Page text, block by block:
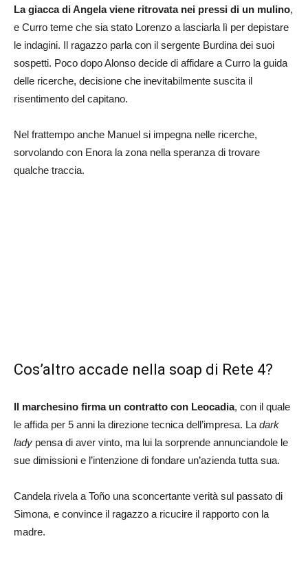
La giacca di Angela viene ritrovata nei pressi di un mulino,
e Curro teme che sia stato Lorenzo a lasciarla lì per depistare
le indagini. Il ragazzo parla con il sergente Burdina dei suoi
sospetti. Poco dopo Alonso decide di affidare a Curro la guida
delle ricerche, decisione che inevitabilmente suscita il
risentimento del capitano.
Nel frattempo anche Manuel si impegna nelle ricerche,
sorvolando con Enora la zona nella speranza di trovare
qualche traccia.
Cos’altro accade nella soap di Rete 4?
Il marchesino firma un contratto con Leocadia, con il quale
le affida per 5 anni la direzione tecnica dell’impresa. Ladark
lady pensa di aver vinto, ma lui la sorprende annunciandole le
sue dimissioni e l’intenzione di fondare un’azienda tutta sua.
Candela rivela a Toño una sconcertante verità sul passato di
Simona, e convince il ragazzo a ricucire il rapporto con la
madre.